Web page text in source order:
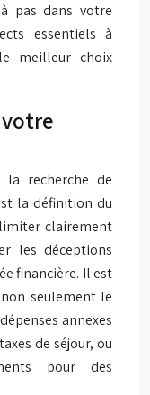
pas dans votre
essentiels à
meilleur choix
la recherche de
la définition du
clairement
les déceptions
financière. Il est
seulement le
annexes
de séjour, ou
pour des